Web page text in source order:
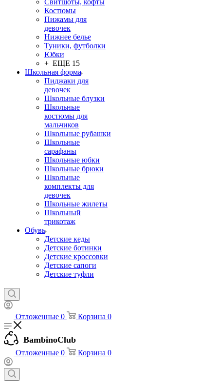
Свитшоты, кофты
Костюмы
Пижамы для
девочек
Нижнее белье
Туники, футболки
Юбки
+ ЕЩЕ 15
Школьная форма
Пиджаки для
девочек
Школьные блузки
Школьные
костюмы для
мальчиков
Школьные рубашки
Школьные
сарафаны
Школьные юбки
Школьные брюки
Школьные
комплекты для
девочек
Школьные жилеты
Школьный
трикотаж
Обувь
Детские кеды
Детские ботинки
Детские кроссовки
Детские сапоги
Детские туфли
Отложенные 0 Корзина 0
BambinoClub
Отложенные 0 Корзина 0